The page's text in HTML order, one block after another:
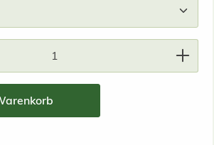
Gib den gewünschten Wert ein